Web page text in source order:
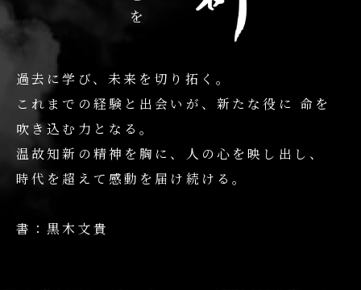
過去に学び、未来を切り拓く。
これまでの経験と出会いが、新たな役に 命を
吹き込む力となる。
温故知新の精神を胸に、人の心を映し出し、
時代を超えて感動を届け続ける。
書：黒木文貴